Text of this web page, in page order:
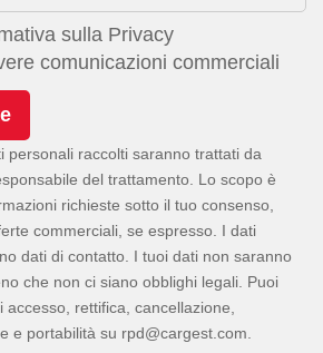
sulla Privacy
comunicazioni commerciali
personali raccolti saranno trattati da
del trattamento. Lo scopo è
richieste sotto il tuo consenso,
commerciali, se espresso. I dati
dati di contatto. I tuoi dati non saranno
che non ci siano obblighi legali. Puoi
rettifica, cancellazione,
e portabilità su